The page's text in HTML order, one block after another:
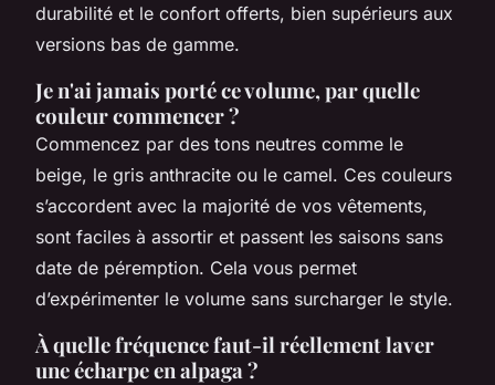
durabilité et le confort offerts, bien supérieurs aux
versions bas de gamme.
Je n'ai jamais porté ce volume, par quelle
couleur commencer ?
Commencez par des tons neutres comme le
beige, le gris anthracite ou le camel. Ces couleurs
s’accordent avec la majorité de vos vêtements,
sont faciles à assortir et passent les saisons sans
date de péremption. Cela vous permet
d’expérimenter le volume sans surcharger le style.
À quelle fréquence faut-il réellement laver
une écharpe en alpaga ?